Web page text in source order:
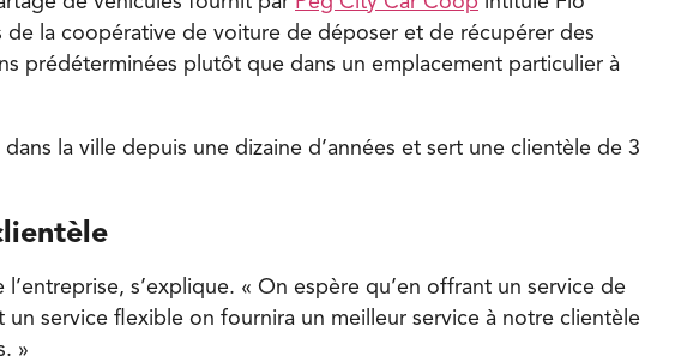
de la coopérative de voiture de déposer et de récupérer des
prédéterminées plutôt que dans un emplacement particulier à
la ville depuis une dizaine d’années et sert une clientèle de 3
l’entreprise, s’explique. « On espère qu’en offrant un service de
service flexible on fournira un meilleur service à notre clientèle
»